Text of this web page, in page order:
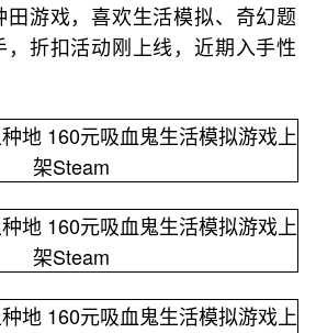
田游戏，喜欢生活模拟、奇幻题
折扣活动刚上线，近期入手性